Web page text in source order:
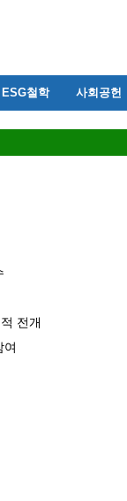
ESG철학 사회공헌
전개
여